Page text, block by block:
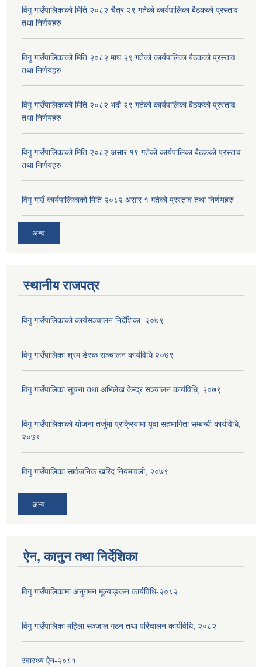
विगु गाउँपालिकाको मिति २०८२ चैत्र २९ गतेको कार्यपालिका बैठकको प्रस्ताव
तथा निर्णयहरु
विगु गाउँपालिकाको मिति २०८२ माघ २९ गतेको कार्यपालिका बैठकको प्रस्ताव
तथा निर्णयहरु
विगु गाउँपालिकाको मिति २०८२ भदौ २९ गतेको कार्यपालिका बैठकको प्रस्ताव
तथा निर्णयहरु
विगु गाउँपालिकाको मिति २०८२ असार १९ गतेको कार्यपालिका बैठकको प्रस्ताव
तथा निर्णयहरु
विगु गाउँ कार्यपालिकाको मिति २०८२ असार १ गतेको प्रस्ताव तथा निर्णयहरु
अन्य
स्थानीय राजपत्र
विगु गाउँपालिकाको कार्यसञ्‍चालन निर्देशिका, २०७९
विगु गाउँपालिका श्रम डेस्क सञ्चालन कार्यविधि २०७९
विगु गाउँपालिका सूचना तथा अभिलेख केन्द्र सञ्चालन कार्यविधि, २०७९
विगु गाउँपालिकाको योजना तर्जुमा प्रक्रियामा युवा सहभागिता सम्बन्धी कार्यविधि,
२०७९
विगु गाउँपालिका सार्वजनिक खरिद नियमावली, २०७९
अन्य...
ऐन, कानुन तथा निर्देशिका
विगु गाउँपालिकामा अनुगमन मूल्याङ्कन कार्यविधि-२०८२
विगु गाउँपालिका महिला सञ्जाल गठन तथा परिचालन कार्यविधि, २०८२
स्वास्थ्य ऐन-२०८१